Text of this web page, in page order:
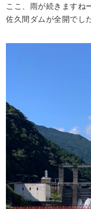
ここ、雨が続きますね
佐久間ダムが全開でした